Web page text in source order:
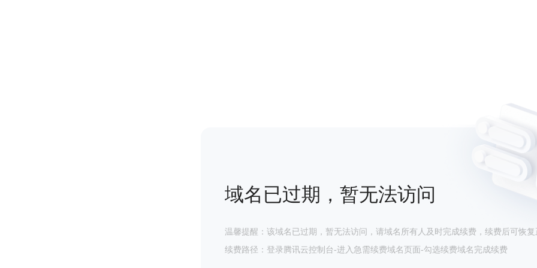
域名已过期，暂无法访问
温馨提醒：该域名已过期，暂无法访问，请域名所有人及时完成续费，续费后可恢复
续费路径：登录腾讯云控制台-进入急需续费域名页面-勾选续费域名完成续费